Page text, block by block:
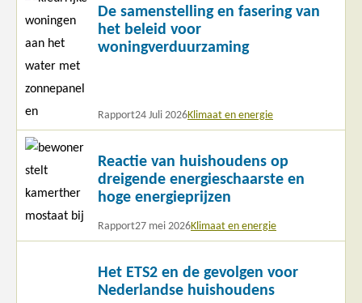
De samenstelling en fasering van
het beleid voor
woningverduurzaming
Rapport24 Juli 2026Klimaat en energie
Reactie van huishoudens op
dreigende energieschaarste en
hoge energieprijzen
Rapport27 mei 2026Klimaat en energie
Lees
meer
Het ETS2 en de gevolgen voor
Nederlandse huishoudens